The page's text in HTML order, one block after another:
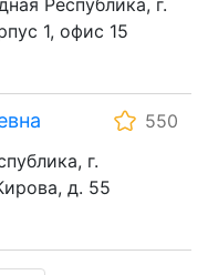
Республика, г.
1, офис 15
550
г.
д. 55